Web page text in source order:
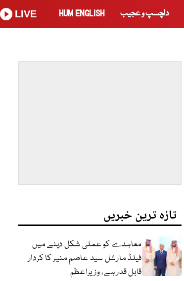
دلچسپ و عجیب HUM ENGLISH
LIVE
تازہ ترین خبریں
معاہدے کو عملی شکل دینے میں
فیلڈ مارشل سید عاصم منیر کا کردار
قابل قدر ہے، وزیراعظم